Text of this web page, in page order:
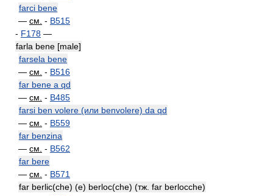
farci bene
— см. - B515
- F178 —
farla bene [male]
farsela bene
— см. - B516
far bene a qd
— см. - B485
farsi ben volere (или benvolere) da qd
— см. - B559
far benzina
— см. - B562
far bere
— см. - B571
far berlic(che) (e) berloc(che) (тж. far berlocche)